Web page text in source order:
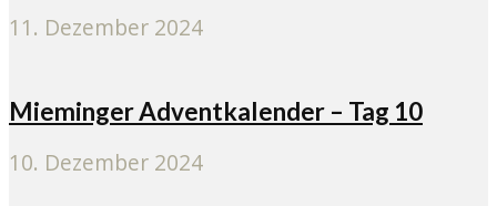
11. Dezember 2024
Mieminger Adventkalender – Tag 10
10. Dezember 2024